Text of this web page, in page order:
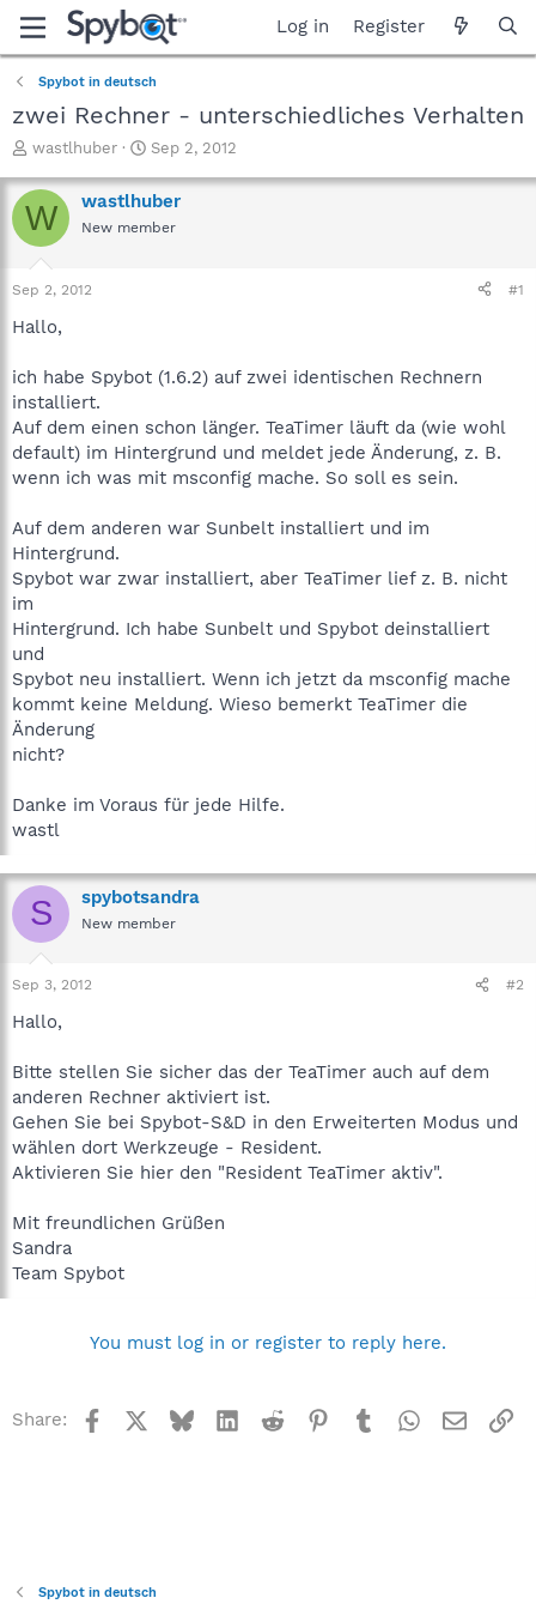
Log in Register
Spybot in deutsch
zwei Rechner - unterschiedliches Verhalten
T
r
e
a
t
a
e
r
wastlhuber
S
a
r
t
Sep 2, 2012
W wastlhuber
New member
Sep 2, 2012 #1
Hallo,
ich habe Spybot (1.6.2) auf zwei identischen Rechnern
installiert.
Auf dem einen schon länger. TeaTimer läuft da (wie wohl
default) im Hintergrund und meldet jede Änderung, z. B.
wenn ich was mit msconfig mache. So soll es sein.
Auf dem anderen war Sunbelt installiert und im
Hintergrund.
Spybot war zwar installiert, aber TeaTimer lief z. B. nicht
im
Hintergrund. Ich habe Sunbelt und Spybot deinstalliert
und
Spybot neu installiert. Wenn ich jetzt da msconfig mache
kommt keine Meldung. Wieso bemerkt TeaTimer die
Änderung
nicht?
Danke im Voraus für jede Hilfe.
wastl
S spybotsandra
New member
Sep 3, 2012 #2
Hallo,
Bitte stellen Sie sicher das der TeaTimer auch auf dem
anderen Rechner aktiviert ist.
Gehen Sie bei Spybot-S&D in den Erweiterten Modus und
wählen dort Werkzeuge - Resident.
Aktivieren Sie hier den "Resident TeaTimer aktiv".
Mit freundlichen Grüßen
Sandra
Team Spybot
You must log in or register to reply here.
Share: Facebook BlueskyLinkedInReddit Pinterest
TumblrWhatsApp
Email
Spybot in deutsch